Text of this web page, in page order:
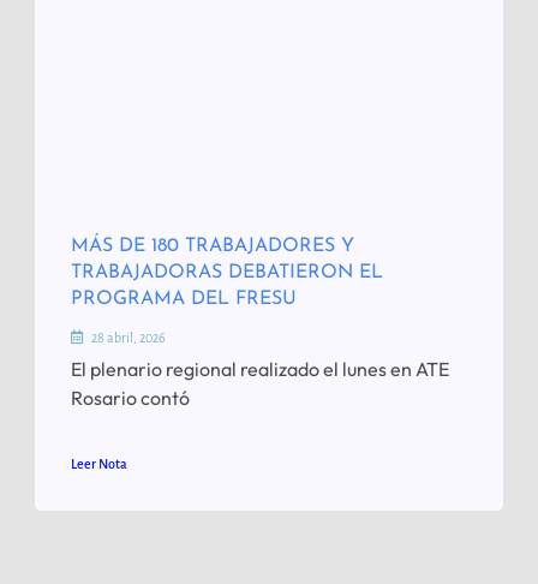
MÁS DE 180 TRABAJADORES Y
TRABAJADORAS DEBATIERON EL
PROGRAMA DEL FRESU
28 abril, 2026
El plenario regional realizado el lunes en ATE
Rosario contó
Leer Nota